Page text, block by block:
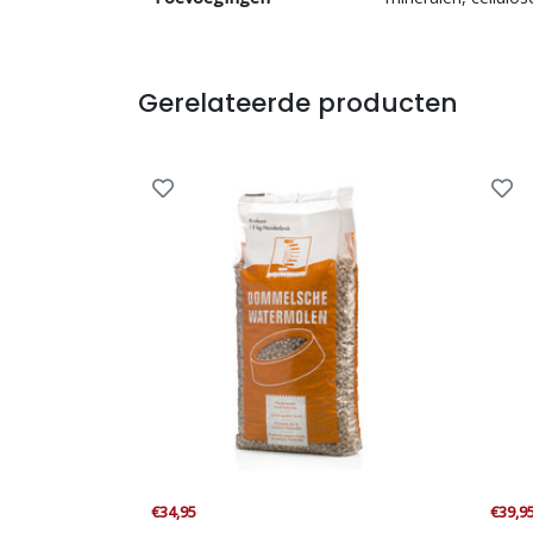
Gerelateerde producten
€34,95